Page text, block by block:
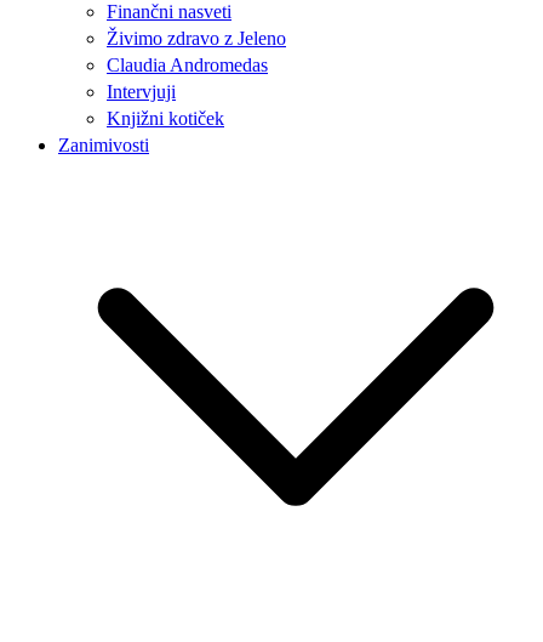
Finančni nasveti
Živimo zdravo z Jeleno
Claudia Andromedas
Intervjuji
Knjižni kotiček
Zanimivosti